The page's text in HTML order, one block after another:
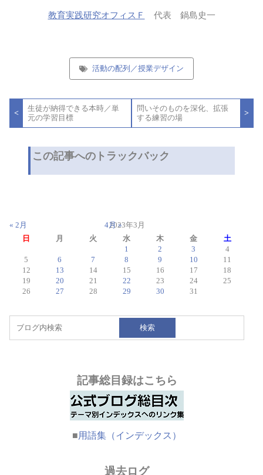
教育実践研究オフィスＦ 代表 鍋島史一
活動の配列／授業デザイン
稿
ビ
<
生徒が納得できる本時／単
元の学習目標
問いそのものを深化、拡張
する練習の場
>
この記事へのトラックバック
2023年3月
日
月 火 水 木 金
土
1
2 3
4
5
6 7 8 9 10
11
12
13 14 15 16 17
18
19
20 21 22 23 24
25
26
27 28 29 30 31
« 2月 4月 »
検索
記事総目録はこちら
■用語集（インデックス）
過去ログ